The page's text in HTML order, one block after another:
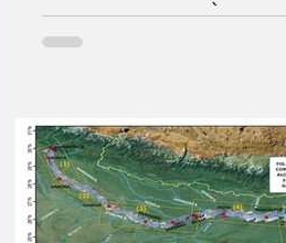
ट भरना, ज्यादा कमाना, उपभोग करना
है। करियर कमाने से ज्यादा बाँटने में है।
है। मेरे लिए मेरा देश ही पहले है। विद्या
देश के लिए कमाना चाहिए।